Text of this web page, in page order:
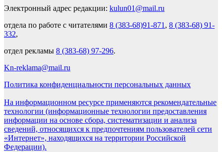
Электронный адрес редакции: kulun01@mail.ru
отдела по работе с читателями 8 (383-68)91-871 , 8 (383-68) 91-
332,
отдел рекламы 8 (383-68) 97-296.
Kn-reklama@mail.ru
Политика конфиденциальности персональных данных
На информационном ресурсе применяются рекомендательные
технологии (информационные технологии предоставления
информации на основе сбора, систематизации и анализа
сведений, относящихся к предпочтениям пользователей сети
«Интернет», находящихся на территории Российской
Федерации).